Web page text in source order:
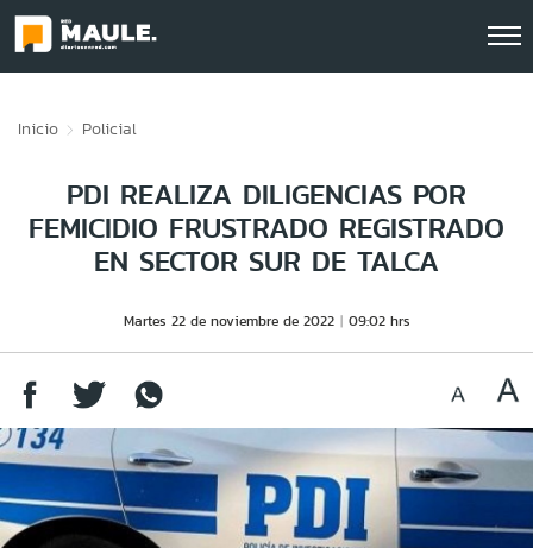
Inicio Policial
PDI REALIZA DILIGENCIAS POR
FEMICIDIO FRUSTRADO REGISTRADO
EN SECTOR SUR DE TALCA
Martes 22 de noviembre de 2022 09:02 hrs